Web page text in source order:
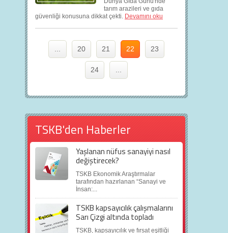
tarım arazileri ve gıda
güvenliği konusuna dikkat çekti. Devamını oku
20 21 22 23
24
TSKB'den Haberler
Yaşlanan nüfus sanayiyi nasıl
değiştirecek?
TSKB Ekonomik Araştırmalar
tarafından hazırlanan “Sanayi ve
İnsan:...
TSKB kapsayıcılık çalışmalarını
Sarı Çizgi altında topladı
TSKB, kapsayıcılık ve fırsat eşitliği